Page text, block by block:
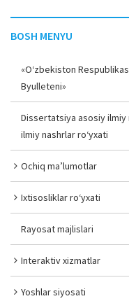
BOSH MENYU
«O‘zbekiston
Byulleteni»
Dissertatsiya asosiy
ilmiy nashrlar ro‘yxati
Ochiq ma’lumotlar
Ixtisosliklar ro‘yxati
Rayosat majlislari
Interaktiv xizmatlar
Yoshlar siyosati